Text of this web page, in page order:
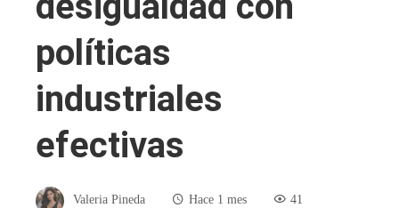
políticas
industriales
efectivas
Valeria Pineda Hace 1 mes 41